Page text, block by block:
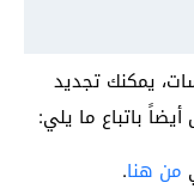
يمكنك تجديد
باتباع ما يلي:
من هنا.